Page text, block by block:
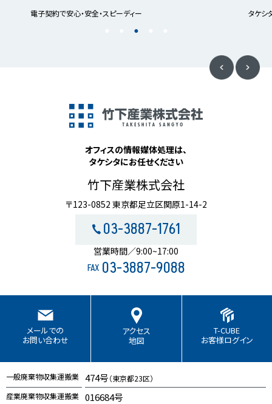
電子契約で安心・安全・スピーディー タケシ
オフィスの情報媒体処理は、
タケシタにお任せください
竹下産業株式会社
〒123-0852 東京都足立区関原1-14-2
03-3887-1761
営業時間／9:00~17:00
FAX 03-3887-9088
メールでの
お問い合わせ
アクセス
地図
T-CUBE
お客様ログイン
一般廃棄物収集運搬業 474号（東京都23区）
産業廃棄物収集運搬業 016684号